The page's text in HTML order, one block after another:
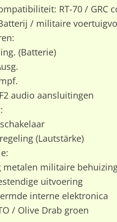
RT-70 / GRC
/ militaire
(Batterie)
audio aansluitingen
(Lautstärke)
metalen militaire
uitvoering
interne elektronica
/ Olive Drab groen